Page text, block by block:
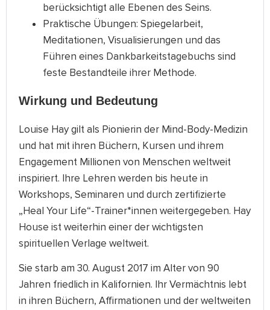
berücksichtigt alle Ebenen des Seins.
Praktische Übungen: Spiegelarbeit,
Meditationen, Visualisierungen und das
Führen eines Dankbarkeitstagebuchs sind
feste Bestandteile ihrer Methode.
Wirkung und Bedeutung
Louise Hay gilt als Pionierin der Mind-Body-Medizin
und hat mit ihren Büchern, Kursen und ihrem
Engagement Millionen von Menschen weltweit
inspiriert. Ihre Lehren werden bis heute in
Workshops, Seminaren und durch zertifizierte
„Heal Your Life“-Trainer*innen weitergegeben. Hay
House ist weiterhin einer der wichtigsten
spirituellen Verlage weltweit.
Sie starb am 30. August 2017 im Alter von 90
Jahren friedlich in Kalifornien. Ihr Vermächtnis lebt
in ihren Büchern, Affirmationen und der weltweiten